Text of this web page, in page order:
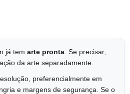
já tem arte pronta . Se precisar,
da arte separadamente.
preferencialmente em
e margens de segurança. Se o